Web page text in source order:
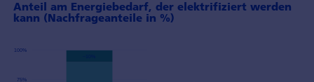
Anteil am Energiebedarf, der elektrifiziert werden
kann (Nachfrageanteile in %)